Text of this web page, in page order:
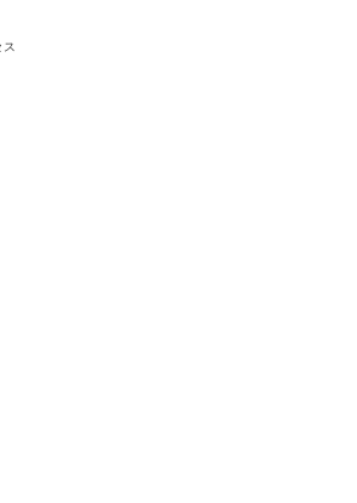
ス